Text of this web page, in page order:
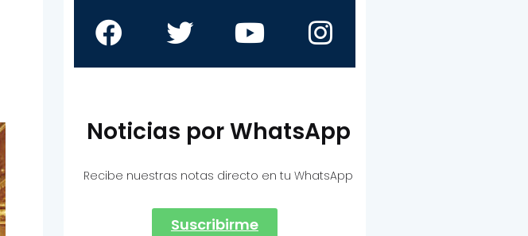
Noticias por WhatsApp
Recibe nuestras notas directo en tu WhatsApp
Suscribirme